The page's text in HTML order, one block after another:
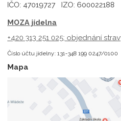
IČO: 47019727 IZO: 600022188
MOZA jídelna
+420 313 251 025; objednání
Číslo účtu jídelny: 131-348 199 0247/0100
Mapa